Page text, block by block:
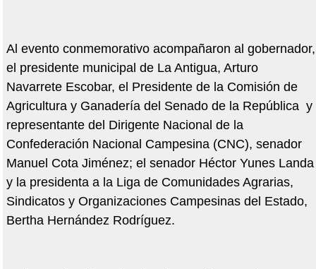
Al evento conmemorativo acompañaron al gobernador,
el presidente municipal de La Antigua, Arturo
Navarrete Escobar, el Presidente de la Comisión de
Agricultura y Ganadería del Senado de la República y
representante del Dirigente Nacional de la
Confederación Nacional Campesina (CNC), senador
Manuel Cota Jiménez; el senador Héctor Yunes Landa
y la presidenta a la Liga de Comunidades Agrarias,
Sindicatos y Organizaciones Campesinas del Estado,
Bertha Hernández Rodríguez.